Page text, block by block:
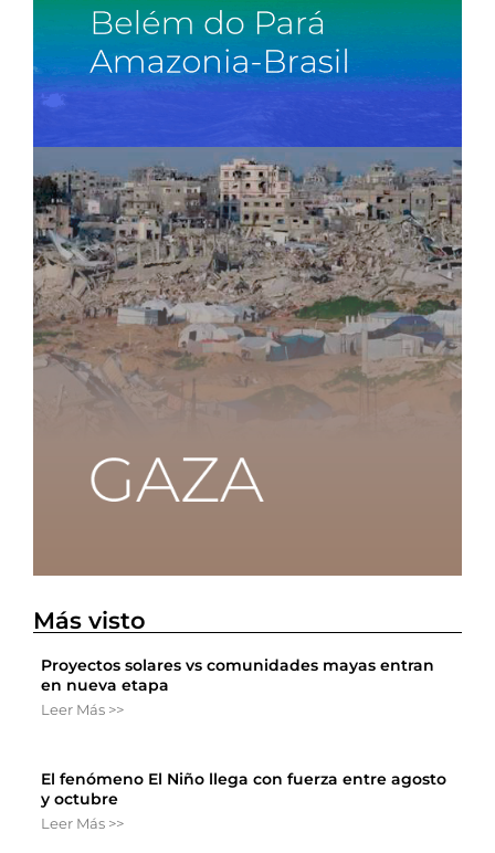
Más visto
Proyectos solares vs comunidades mayas entran
en nueva etapa
Leer Más >>
El fenómeno El Niño llega con fuerza entre agosto
y octubre
Leer Más >>